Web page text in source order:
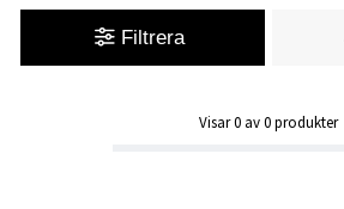
Filtrera
Visar0 av0produkter